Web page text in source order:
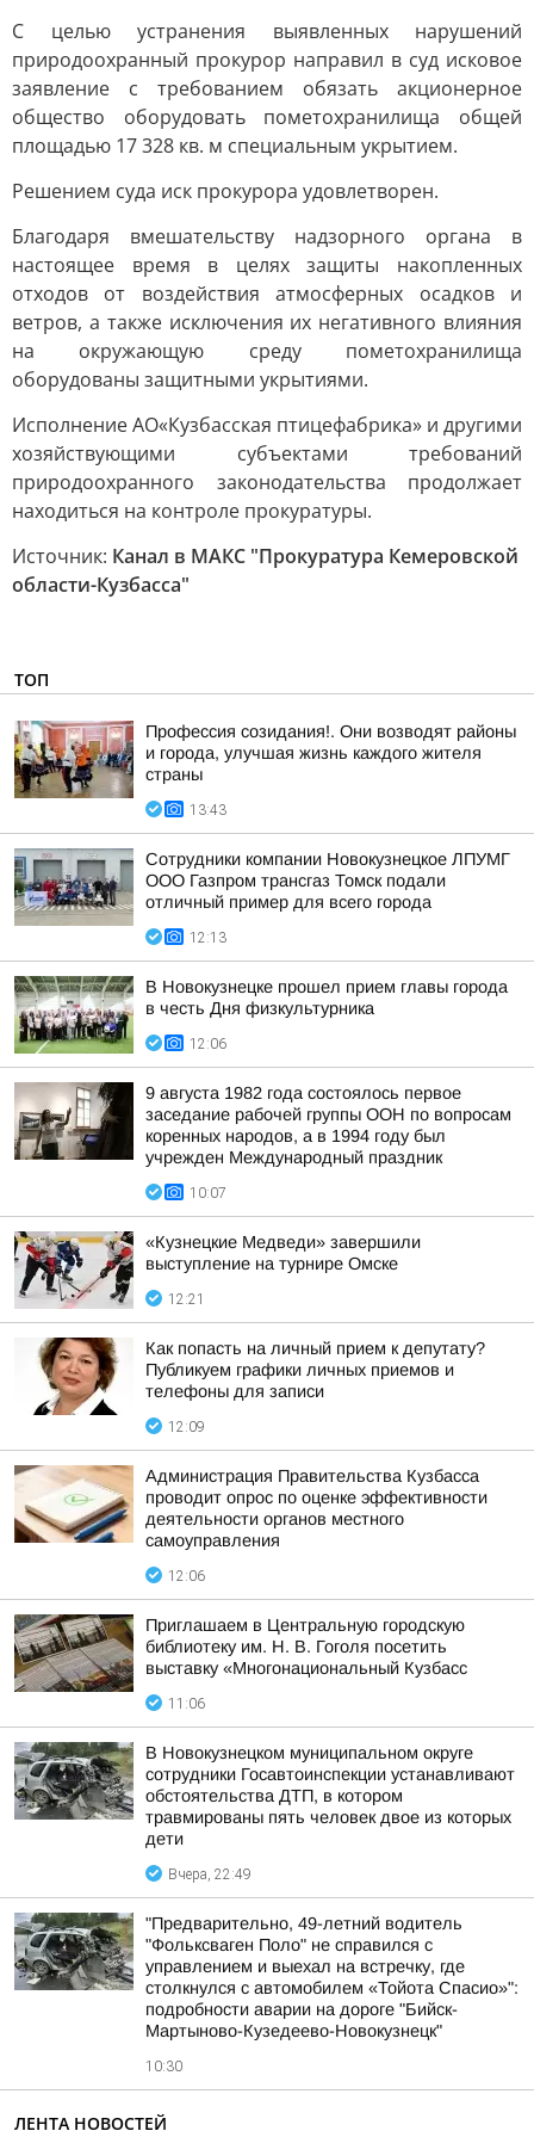
С целью устранения выявленных нарушений
природоохранный прокурор направил в суд исковое
заявление с требованием обязать акционерное
общество оборудовать пометохранилища общей
площадью 17 328 кв. м специальным укрытием.
Решением суда иск прокурора удовлетворен.
Благодаря вмешательству надзорного органа в
настоящее время в целях защиты накопленных
отходов от воздействия атмосферных осадков и
ветров, а также исключения их негативного влияния
на окружающую среду пометохранилища
оборудованы защитными укрытиями.
Исполнение АО«Кузбасская птицефабрика» и другими
хозяйствующими субъектами требований
природоохранного законодательства продолжает
находиться на контроле прокуратуры.
Источник: Канал в МАКС "Прокуратура Кемеровской
области-Кузбасса"
ТОП
Профессия созидания!. Они возводят районы
и города, улучшая жизнь каждого жителя
страны
13:43
Сотрудники компании Новокузнецкое ЛПУМГ
ООО Газпром трансгаз Томск подали
отличный пример для всего города
12:13
В Новокузнецке прошел прием главы города
в честь Дня физкультурника
12:06
9 августа 1982 года состоялось первое
заседание рабочей группы ООН по вопросам
коренных народов, а в 1994 году был
учрежден Международный праздник
10:07
«Кузнецкие Медведи» завершили
выступление на турнире Омске
12:21
Как попасть на личный прием к депутату?
Публикуем графики личных приемов и
телефоны для записи
12:09
Администрация Правительства Кузбасса
проводит опрос по оценке эффективности
деятельности органов местного
самоуправления
12:06
Приглашаем в Центральную городскую
библиотеку им. Н. В. Гоголя посетить
выставку «Многонациональный Кузбасс
11:06
В Новокузнецком муниципальном округе
сотрудники Госавтоинспекции устанавливают
обстоятельства ДТП, в котором
травмированы пять человек двое из которых
дети
Вчера, 22:49
"Предварительно, 49-летний водитель
"Фольксваген Поло" не справился с
управлением и выехал на встречку, где
столкнулся с автомобилем «Тойота Спасио»":
подробности аварии на дороге "Бийск-
Мартыново-Кузедеево-Новокузнецк"
10:30
ЛЕНТА НОВОСТЕЙ